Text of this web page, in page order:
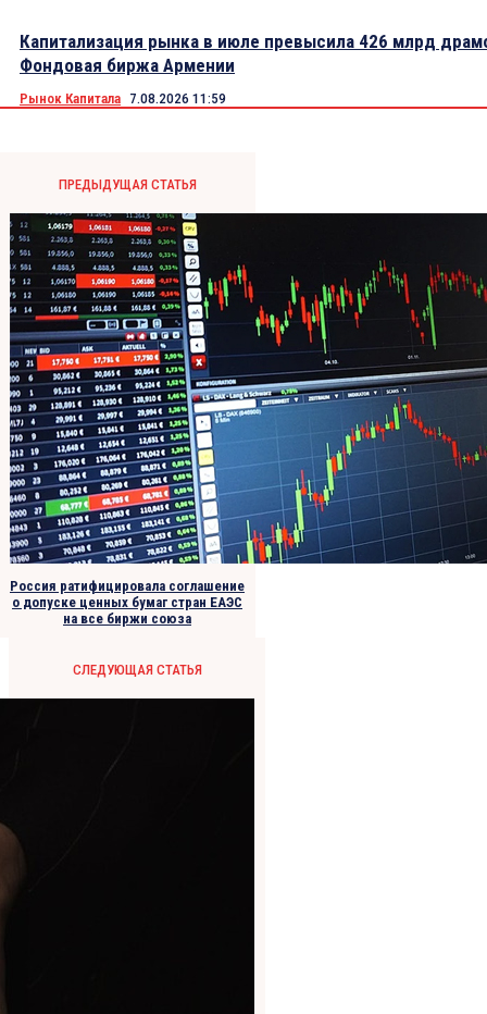
Капитализация рынка в июле превысила 426 млрд
Фондовая биржа Армении
Рынок Капитала 7.08.2026 11:59
ПРЕДЫДУЩАЯ СТАТЬЯ
Россия ратифицировала соглашение
о допуске ценных бумаг стран ЕАЭС
на все биржи союза
СЛЕДУЮЩАЯ СТАТЬЯ